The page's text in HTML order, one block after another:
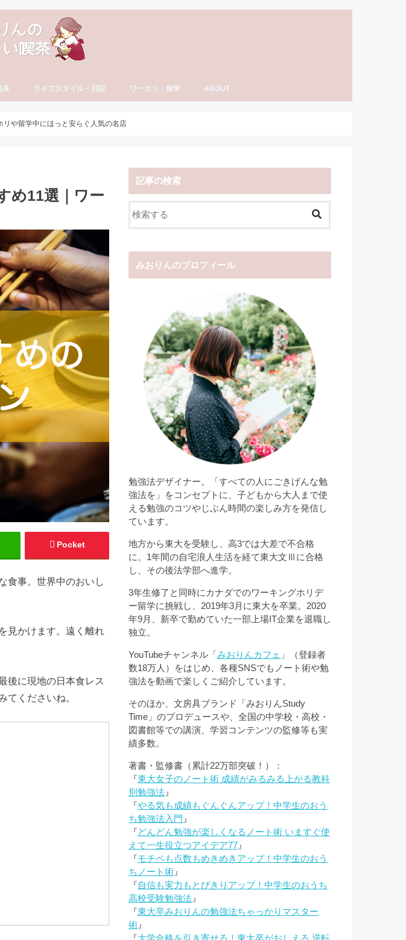
具 ライフスタイル・日記 ワーホリ・留学 ABOUT
や留学中にほっと安らぐ人気の名店
め11選｜ワー
Pocket
食事。世界中のおいし
見かけます。遠く離れ
後に現地の日本食レス
てくださいね。
記事の検索
みおりんのプロフィール
勉強法デザイナー。「すべての人にごきげんな勉
強法を」をコンセプトに、子どもから大人まで使
える勉強のコツやじぶん時間の楽しみ方を発信し
ています。
地方から東大を受験し、高3では大差で不合格
に。1年間の自宅浪人生活を経て東大文Ⅲに合格
し、その後法学部へ進学。
3年生修了と同時にカナダでのワーキングホリデ
ー留学に挑戦し、2019年3月に東大を卒業。2020
年9月、新卒で勤めていた一部上場IT企業を退職し
独立。
YouTubeチャンネル「 みおりんカフェ 」（登録者
数18万人）をはじめ、各種SNSでもノート術や勉
強法を動画で楽しくご紹介しています。
そのほか、文房具ブランド「みおりんStudy
Time」のプロデュースや、全国の中学校・高校・
図書館等での講演、学習コンテンツの監修等も実
績多数。
著書・監修書（累計22万部突破！）：
『東大女子のノート術 成績がみるみる上がる教科
別勉強法 』
『やる気も成績もぐんぐんアップ！中学生のおう
ち勉強法入門 』
『どんどん勉強が楽しくなるノート術 いますぐ使
えて一生役立つアイデア77 』
『モチベも点数もめきめきアップ！中学生のおう
ちノート術 』
『自信も実力もとびきりアップ！中学生のおうち
高校受験勉強法 』
『東大卒みおりんの勉強法ちゃっかりマスター
術 』
『大学合格を引き寄せる！東大卒がおしえる 逆転